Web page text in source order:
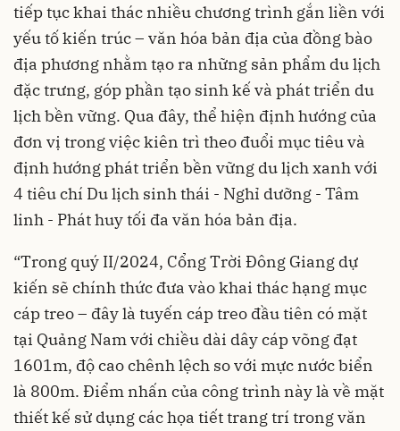
tiếp tục khai thác nhiều chương trình gắn liền với
yếu tố kiến trúc – văn hóa bản địa của đồng bào
địa phương nhằm tạo ra những sản phẩm du lịch
đặc trưng, góp phần tạo sinh kế và phát triển du
lịch bền vững. Qua đây, thể hiện định hướng của
đơn vị trong việc kiên trì theo đuổi mục tiêu và
định hướng phát triển bền vững du lịch xanh với
4 tiêu chí Du lịch sinh thái - Nghỉ dưỡng - Tâm
linh - Phát huy tối đa văn hóa bản địa.
“Trong quý II/2024, Cổng Trời Đông Giang dự
kiến sẽ chính thức đưa vào khai thác hạng mục
cáp treo – đây là tuyến cáp treo đầu tiên có mặt
tại Quảng Nam với chiều dài dây cáp võng đạt
1601m, độ cao chênh lệch so với mực nước biển
là 800m. Điểm nhấn của công trình này là về mặt
thiết kế sử dụng các họa tiết trang trí trong văn